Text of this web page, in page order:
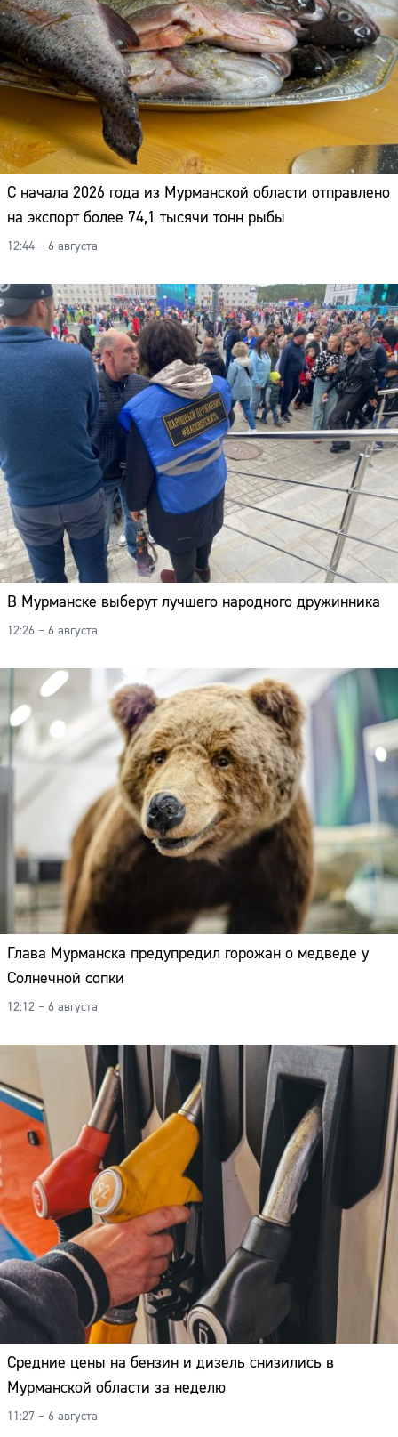
С начала 2026 года из Мурманской области отправлено
на экспорт более 74,1 тысячи тонн рыбы
12:44 – 6 августа
В Мурманске выберут лучшего народного дружинника
12:26 – 6 августа
Глава Мурманска предупредил горожан о медведе у
Солнечной сопки
12:12 – 6 августа
Средние цены на бензин и дизель снизились в
Мурманской области за неделю
11:27 – 6 августа